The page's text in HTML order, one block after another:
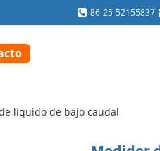
86-25-52155837
líquido de bajo caudal